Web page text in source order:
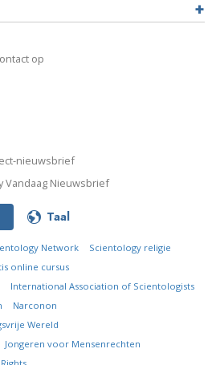
op
nieuwsbrief
Vandaag Nieuwsbrief
Taal
Network
Scientology religie
online cursus
International Association of Scientologists
Narconon
Wereld
Jongeren voor Mensenrechten